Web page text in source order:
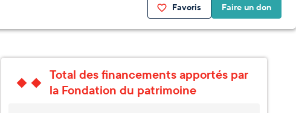
Favoris Faire un don
Total des financements apportés par
la Fondation du patrimoine